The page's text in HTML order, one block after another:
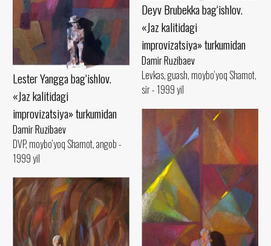
Lester Yangga bag‘ishlov.
«Jaz kalitidagi
improvizatsiya» turkumidan
Damir Ruzibaev
DVP, moybo‘yoq Shamot, angob -
1999 yil
Deyv Brubekka bag‘ishlov.
«Jaz kalitidagi
improvizatsiya» turkumidan
Damir Ruzibaev
Levkas, guash, moybo‘yoq Shamot,
sir - 1999 yil